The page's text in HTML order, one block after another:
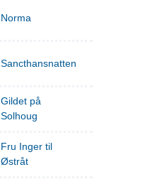
Norma
Sancthansnatten
Gildet på
Solhoug
Fru Inger til
Østråt